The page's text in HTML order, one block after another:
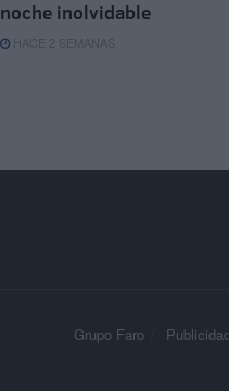
noche inolvidable
HACE 2 SEMANAS
Grupo Faro Publicidad